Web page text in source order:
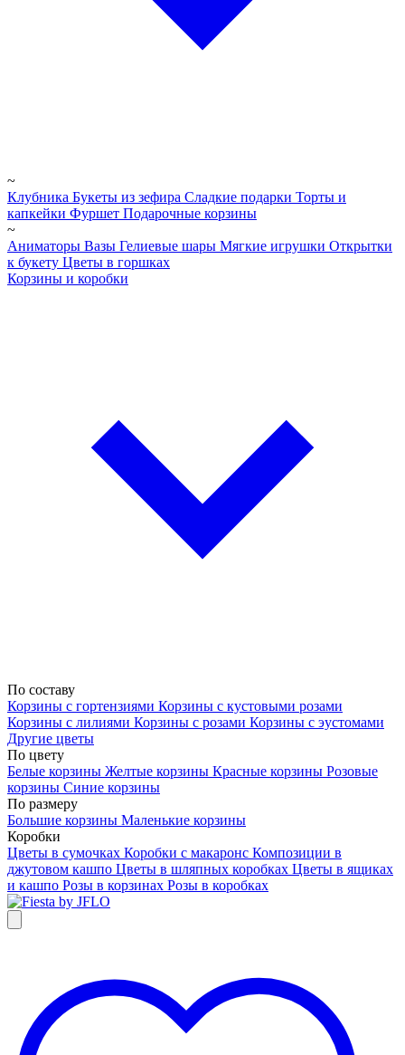
~
Клубника Букеты из зефира Сладкие подарки Торты и
капкейки Фуршет Подарочные корзины
~
Аниматоры Вазы Гелиевые шары Мягкие игрушки Открытки
к букету Цветы в горшках
Корзины и коробки
По составу
Корзины с гортензиями Корзины с кустовыми розами
Корзины с лилиями Корзины с розами Корзины с эустомами
Другие цветы
По цвету
Белые корзины Желтые корзины Красные корзины Розовые
корзины Синие корзины
По размеру
Большие корзины Маленькие корзины
Коробки
Цветы в сумочках Коробки с макаронс Композиции в
джутовом кашпо Цветы в шляпных коробках Цветы в ящиках
и кашпо Розы в корзинах Розы в коробках